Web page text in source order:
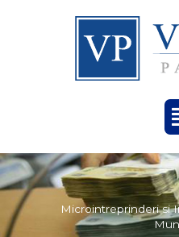
Microintreprinderi si